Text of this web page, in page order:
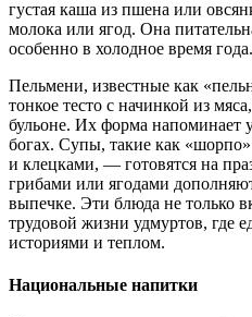
густая каша из пшена или
молока или ягод. Она
особенно в холодное время года.
Пельмени, известные как
тонкое тесто с начинкой из
бульоне. Их форма напоминает
богах. Супы, такие как
и клецками, — готовятся на
грибами или ягодами
выпечке. Эти блюда не только
трудовой жизни удмуртов, где
историями и теплом.
Национальные напитки